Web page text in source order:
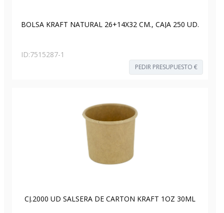
BOLSA KRAFT NATURAL 26+14X32 CM., CAJA 250 UD.
ID:7515287-1
PEDIR PRESUPUESTO €
CJ.2000 UD SALSERA DE CARTON KRAFT 1OZ 30ML